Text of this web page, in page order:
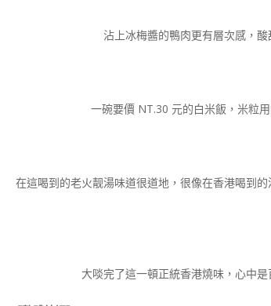
沾上冰梅醬的鴨肉更有層次感，
一碗要價 NT.30 元的白米飯，米粒
在這喝到的老火靓湯味道很道地，很像在香港喝到
大啖完了這一頓正統香港燒味，心中